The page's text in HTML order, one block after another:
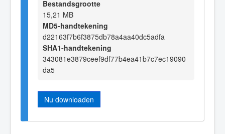
Bestandsgrootte
15,21 MB
MD5-handtekening
d22163f7b6f3875db78a4aa40dc5adfa
SHA1-handtekening
343081e3879ceef9df77b4ea41b7c7ec19090
da5
Nu downloaden